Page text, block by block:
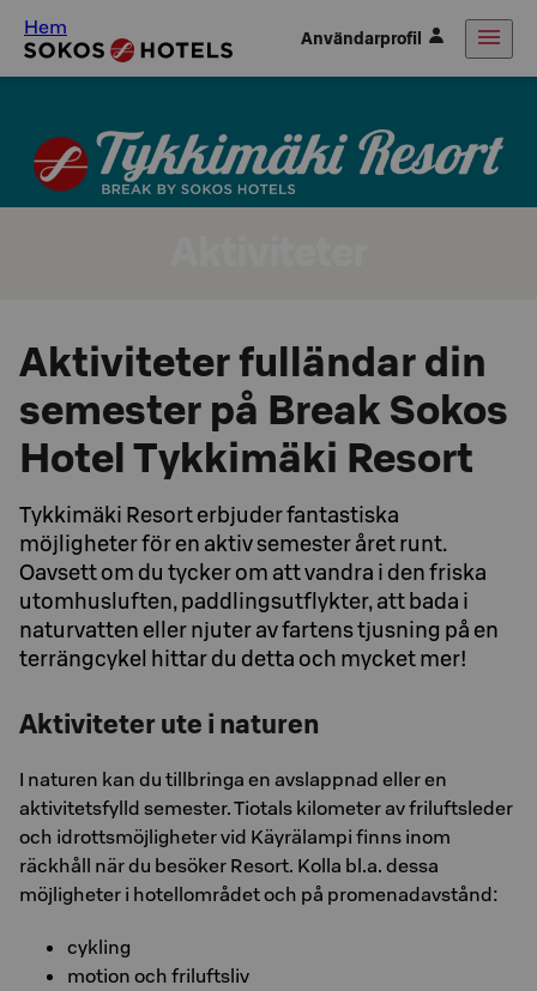
Hem Användarprofil
Aktiviteter fulländar din
semester på Break Sokos
Hotel Tykkimäki Resort
Tykkimäki Resort erbjuder fantastiska
möjligheter för en aktiv semester året runt.
Oavsett om du tycker om att vandra i den friska
utomhusluften, paddlingsutflykter, att bada i
naturvatten eller njuter av fartens tjusning på en
terrängcykel hittar du detta och mycket mer!
Aktiviteter ute i naturen
I naturen kan du tillbringa en avslappnad eller en
aktivitetsfylld semester. Tiotals kilometer av friluftsleder
och idrottsmöjligheter vid Käyrälampi finns inom
räckhåll när du besöker Resort. Kolla bl.a. dessa
möjligheter i hotellområdet och på promenadavstånd:
cykling
motion och friluftsliv